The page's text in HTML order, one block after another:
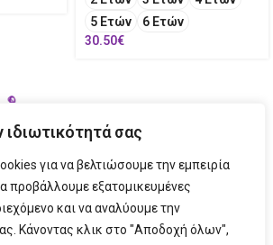
ιδιωτικότητά σας
για να βελτιώσουμε την εμπειρία
προβάλλουμε εξατομικευμένες
και να αναλύουμε την
Κάνοντας κλικ στο "Αποδοχή όλων",
5 Ετών
6 Ετών
30.50€